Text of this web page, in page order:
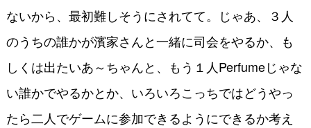
ないから、最初難しそうにされてて。じゃあ、３人
のうちの誰かが濱家さんと一緒に司会をやるか、も
しくは出たいあ～ちゃんと、もう１人Perfumeじゃな
い誰かでやるかとか、いろいろこっちではどうやっ
たら二人でゲームに参加できるようにできるか考え